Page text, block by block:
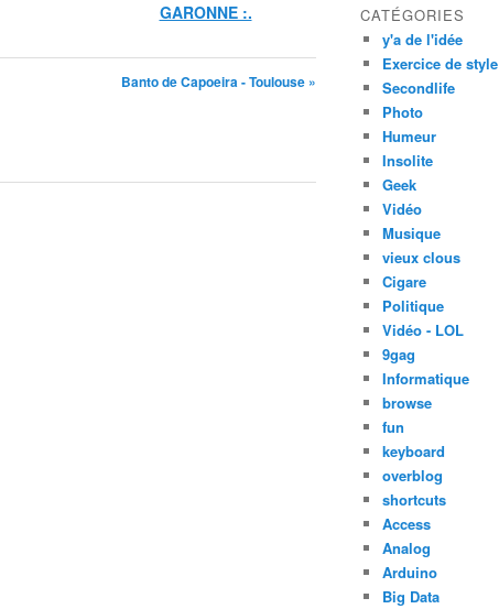
GARONNE :.
Banto de Capoeira - Toulouse »
CATÉGORIES
y'a de l'idée
Exercice de style
Secondlife
Photo
Humeur
Insolite
Geek
Vidéo
Musique
vieux clous
Cigare
Politique
Vidéo - LOL
9gag
Informatique
browse
fun
keyboard
overblog
shortcuts
Access
Analog
Arduino
Big Data